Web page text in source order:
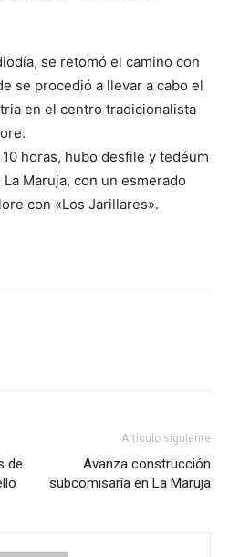
se retomó el camino con
se procedió a llevar a cabo el
en el centro tradicionalista
horas, hubo desfile y tedéum
Maruja, con un esmerado
con «Los Jarillares».
de
Artículo siguiente
Avanza construcción
subcomisaría en La Maruja